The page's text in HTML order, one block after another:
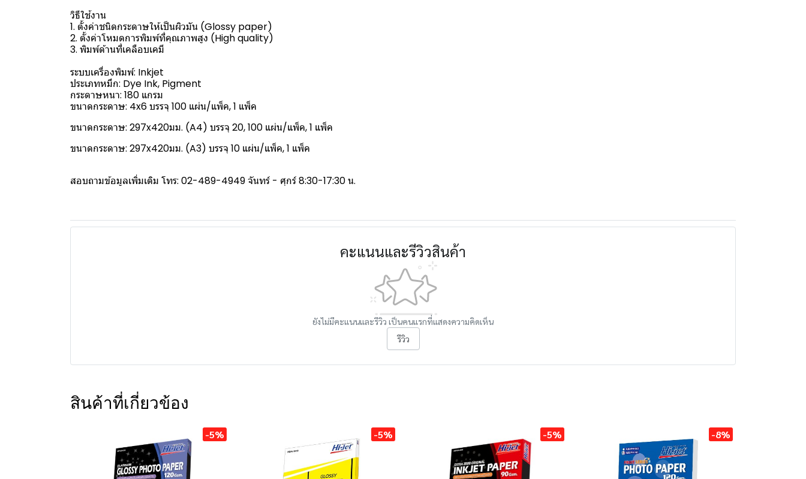
วิธีใช้งาน
1. ตั้งค่าชนิดกระดาษให้เป็นผิวมัน (Glossy paper)
2. ตั้งค่าโหมดการพิมพ์ที่คุณภาพสูง (High quality)
3. พิมพ์ด้านที่เคลือบเคมี
ระบบเครื่องพิมพ์: Inkjet
ประเภทหมึก: Dye Ink, Pigment
กระดาษหนา: 180 แกรม
ขนาดกระดาษ: 4x6 บรรจุ 100 แผ่น/แพ็ค, 1 แพ็ค
ขนาดกระดาษ: 297x420มม. (A4) บรรจุ 20, 100 แผ่น/แพ็ค, 1 แพ็ค
ขนาดกระดาษ: 297x420มม. (A3) บรรจุ 10 แผ่น/แพ็ค, 1 แพ็ค
สอบถามข้อมูลเพิ่มเติม โทร: 02-489-4949 จันทร์ - ศุกร์ 8:30-17:30 น.
คะแนนและรีวิวสินค้า
ยังไม่มีคะแนนและรีวิว เป็นคนแรกที่แสดงความคิดเห็น
รีวิว
สินค้าที่เกี่ยวข้อง
-5% -5% -5% -8%